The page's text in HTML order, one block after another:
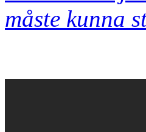
måste kunna